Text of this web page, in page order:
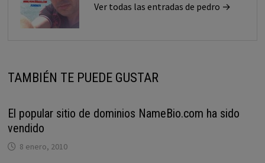
Ver todas las entradas de pedro →
TAMBIÉN TE PUEDE GUSTAR
El popular sitio de dominios NameBio.com ha sido
vendido
8 enero, 2010